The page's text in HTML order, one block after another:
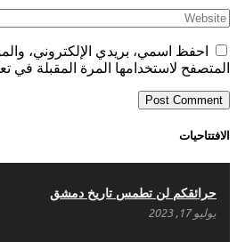
احفظ اسمي، بريدي الإلكتروني،
المتصفح لاستخدامها المرة المقبلة في
الافتتاحيات
حرائقكم لن تطمس تاريخ دمشق
يوليو 17, 2023